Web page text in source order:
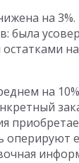
на 3%.
была
на